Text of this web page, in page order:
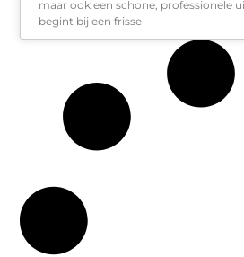
maar ook een schone, professionele
begint bij een frisse